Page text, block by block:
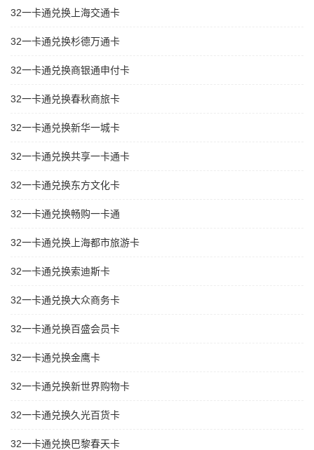
32一卡通兑换上海交通卡
32一卡通兑换杉德万通卡
32一卡通兑换商银通申付卡
32一卡通兑换春秋商旅卡
32一卡通兑换新华一城卡
32一卡通兑换共享一卡通卡
32一卡通兑换东方文化卡
32一卡通兑换畅购一卡通
32一卡通兑换上海都市旅游卡
32一卡通兑换索迪斯卡
32一卡通兑换大众商务卡
32一卡通兑换百盛会员卡
32一卡通兑换金鹰卡
32一卡通兑换新世界购物卡
32一卡通兑换久光百货卡
32一卡通兑换巴黎春天卡